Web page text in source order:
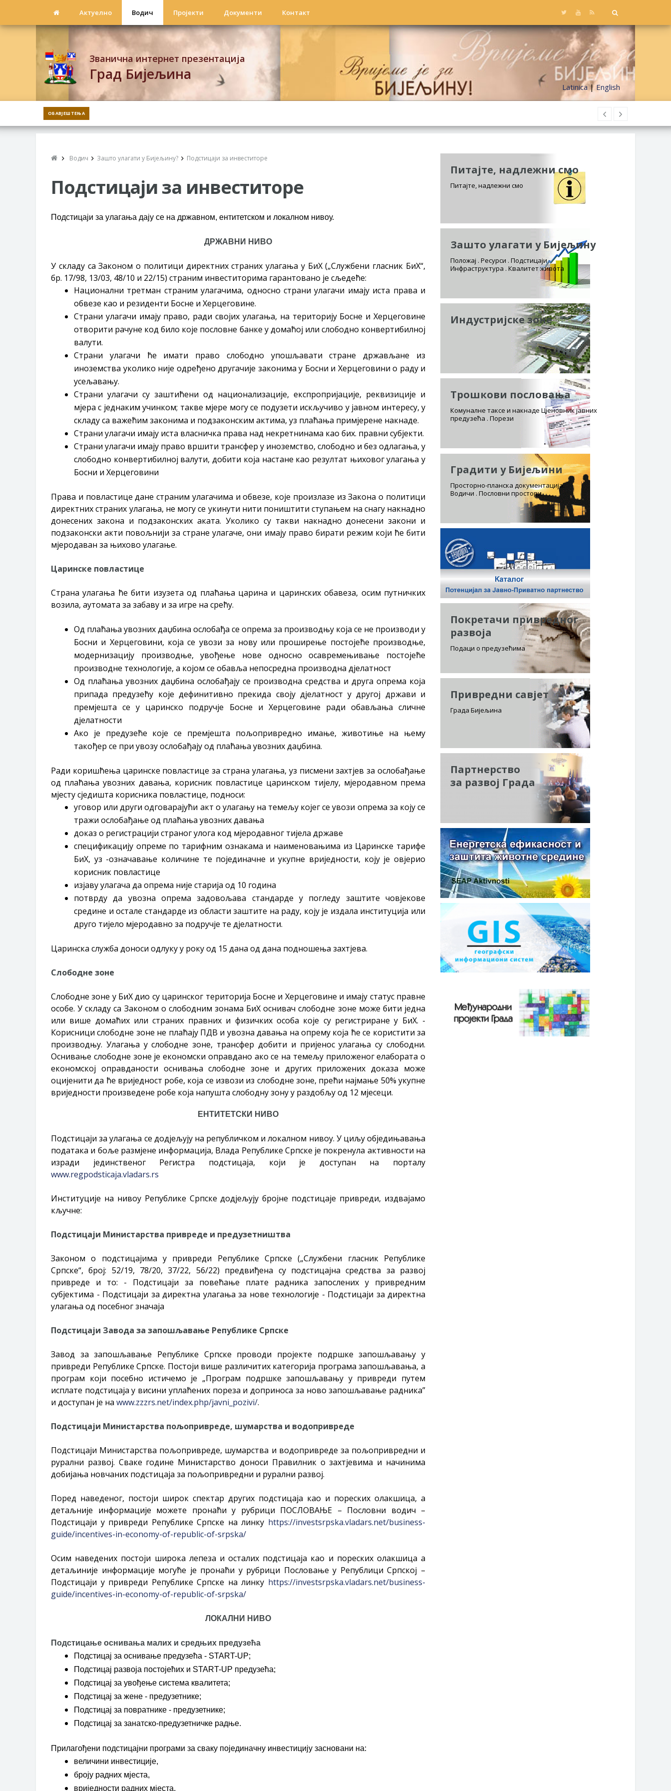
Актуелно Водич Пројекти Документи Контакт
Latinica| English
Званична интернет презентација
Град Бијељина
ОБАВЈЕШТЕЊА
Водич Зашто улагати у Бијељину? Подстицаји за инвеститоре
Подстицаји за инвеститоре
Подстицаји за улагања дају се на државном, ентитетском и локалном нивоу.
ДРЖАВНИ НИВО
У складу са Законом о политици директних страних улагања у БиХ („Службени гласник БиХ“,
бр. 17/98, 13/03, 48/10 и 22/15) страним инвеститорима гарантовано је сљедеће:
Национални третман страним улагачима, односно страни улагачи имају иста права и
обвезе као и резиденти Босне и Херцеговине.
Страни улагачи имају право, ради својих улагања, на територију Босне и Херцеговине
отворити рачуне код било које пословне банке у домаћој или слободно конвертибилној
валути.
Страни улагачи ће имати право слободно упошљавати стране држављане из
иноземства уколико није одређено другачије законима у Босни и Херцеговини о раду и
усељавању.
Страни улагачи су заштићени од национализације, експропријације, реквизиције и
мјера с једнаким учинком; такве мјере могу се подузети искључиво у јавном интересу, у
складу са важећим законима и подзаконским актима, уз плаћања примјерене накнаде.
Страни улагачи имају иста власничка права над некретнинама као бих. правни субјекти.
Страни улагачи имају право вршити трансфер у иноземство, слободно и без одлагања, у
слободно конвертибилној валути, добити која настане као резултат њиховог улагања у
Босни и Херцеговини
Права и повластице дане страним улагачима и обвезе, које произлазе из Закона о политици
директних страних улагања, не могу се укинути нити поништити ступањем на снагу накнадно
донесених закона и подзаконских аката. Уколико су такви накнадно донесени закони и
подзаконски акти повољнији за стране улагаче, они имају право бирати режим који ће бити
мјеродаван за њихово улагање.
Царинске повластице
Страна улагања ће бити изузета од плаћања царина и царинских обавеза, осим путничких
возила, аутомата за забаву и за игре на срећу.
Од плаћања увозних даџбина ослобађа се опрема за производњу која се не производи у
Босни и Херцеговини, која се увози за нову или проширење постојеће производње,
модернизацију производње, увођење нове односно осавремењивање постојеће
производне технологије, а којом се обавља непосредна производна дјелатност
Од плаћања увозних даџбина ослобађају се производна средства и друга опрема која
припада предузећу које дефинитивно прекида своју дјелатност у другој држави и
премјешта се у царинско подручје Босне и Херцеговине ради обављања сличне
дјелатности
Ако је предузеће које се премјешта пољопривредно имање, животиње на њему
такођер се при увозу ослобађају од плаћања увозних даџбина.
Ради коришћења царинске повластице за страна улагања, уз писмени захтјев за ослобађање
од плаћања увозних давања, корисник повластице царинском тијелу, мјеродавном према
мјесту сједишта корисника повластице, подноси:
уговор или други одговарајући акт о улагању на темељу којег се увози опрема за коју се
тражи ослобађање од плаћања увозних давања
доказ о регистрацији страног улога код мјеродавног тијела државе
спецификацију опреме по тарифним ознакама и наименовањима из Царинске тарифе
БиХ, уз -означавање количине те појединачне и укупне вриједности, коју је овјерио
корисник повластице
изјаву улагача да опрема није старија од 10 година
потврду да увозна опрема задовољава стандарде у погледу заштите човјекове
средине и остале стандарде из области заштите на раду, коју је издала институција или
друго тијело мјеродавно за подручје те дјелатности.
Царинска служба доноси одлуку у року од 15 дана од дана подношења захтјева.
Слободне зоне
Слободне зоне у БиХ дио су царинског територија Босне и Херцеговине и имају статус правне
особе. У складу са Законом о слободним зонама БиХ оснивач слободне зоне може бити једна
или више домаћих или страних правних и физичких особа које су регистриране у БиХ. -
Корисници слободне зоне не плаћају ПДВ и увозна давања на опрему која ће се користити за
производњу. Улагања у слободне зоне, трансфер добити и пријенос улагања су слободни.
Оснивање слободне зоне је економски оправдано ако се на темељу приложеног елабората о
економској оправданости оснивања слободне зоне и других приложених доказа може
оцијенити да ће вриједност робе, која се извози из слободне зоне, прећи најмање 50% укупне
вриједности произведене робе која напушта слободну зону у раздобљу од 12 мјесеци.
ЕНТИТЕТСКИ НИВО
Подстицаји за улагања се додјељују на републичком и локалном нивоу. У циљу обједињавања
података и боље размјене информација, Влада Републике Српске је покренула активности на
изради јединственог Регистра подстицаја, који је доступан на порталу
www.regpodsticaja.vladars.rs
Институције на нивоу Републике Српске додјељују бројне подстицаје привреди, издвајамо
кључне:
Подстицаји Министарства привреде и предузетништва
Законом о подстицајима у привреди Републике Српске („Службени гласник Републике
Српске“, број: 52/19, 78/20, 37/22, 56/22) предвиђена су подстицајна средства за развој
привреде и то: - Подстицаји за повећање плате радника запослених у привредним
субјектима - Подстицаји за директна улагања за нове технологије - Подстицаји за директна
улагања од посебног значаја
Подстицаји Завода за запошљавање Републике Српске
Завод за запошљавање Републике Српске проводи пројекте подршке запошљавању у
привреди Републике Српске. Постоји више различитих категорија програма запошљавања, а
програм који посебно истичемо је „Програм подршке запошљавању у привреди путем
исплате подстицаја у висини уплаћених пореза и доприноса за ново запошљавање радника”
и доступан је на www.zzzrs.net/index.php/javni_pozivi/.
Подстицаји Министарства пољопривреде, шумарства и водопривреде
Подстицаји Министарства пољопривреде, шумарства и водопривреде за пољопривредни и
рурални развој. Сваке године Министарство доноси Правилник о захтјевима и начинима
добијања новчаних подстицаја за пољопривредни и рурални развој.
Поред наведеног, постоји широк спектар других подстицаја као и пореских олакшица, а
детаљније информације можете пронаћи у рубрици ПОСЛОВАЊЕ – Пословни водич –
Подстицаји у привреди Републике Српске на линку https://investsrpska.vladars.net/business-
guide/incentives-in-economy-of-republic-of-srpska/
Осим наведених постоји широка лепеза и осталих подстицаја као и пореских олакшица а
детаљиније информације могуће је пронаћи у рубрици Пословање у Републици Српској –
Подстицаји у привреди Републике Српске на линку https://investsrpska.vladars.net/business-
guide/incentives-in-economy-of-republic-of-srpska/
ЛОКАЛНИ НИВО
Подстицање оснивања малих и средњих предузећа
Подстицај за оснивање предузећа - START-UP;
Подстицај развоја постојећих и START-UP предузећа;
Подстицај за увођење система квалитета;
Подстицај за жене - предузетнике;
Подстицај за повратнике - предузетнике;
Подстицај за занатско-предузетничке радње.
Прилагођени подстицајни програми за сваку појединачну инвестицију засновани на:
величини инвестиције,
броју радних мјеста,
вриједности радних мјеста,
Питајте, надлежни смо
Питајте, надлежни смо
Зашто улагати у Бијељину
Положај . Ресурси . Подстицаји
Инфраструктура . Квалитет живота
Индустријске зоне
Трошкови пословања
Комуналне таксе и накнаде Цјеновник јавних
предузећа . Порези
Градити у Бијељини
Просторно-планска документација.
Водичи . Пословни простори
Покретачи привредног
развоја
Подаци о предузећима
Привредни савјет
Града Бијељина
Партнерство
за развој Града